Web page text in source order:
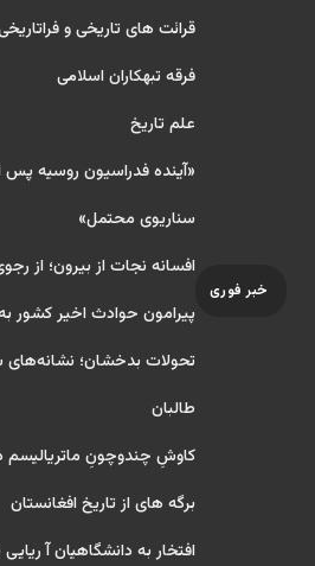
خبر فوری
قرائت های تاریخی و
فرقه تبهکاران اسلامی
علم تاریخ
«آینده فدراسیون روسیه پس
سناریوی محتمل»
افسانه نجات از بیرون؛ از
پیرامون حوادث اخیر کشور
تحولات بدخشان؛ نشانه‌های
طالبان
کاوشِ چندو‌چونِ ماتریالیسم
برگه های از تاریخ افغانستان
افتخار به دانشگاهیان آ ریایی